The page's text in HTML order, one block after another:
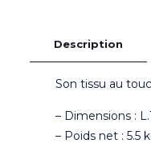
Description
Son tissu au
– Dimensions :
– Poids net : 5.5